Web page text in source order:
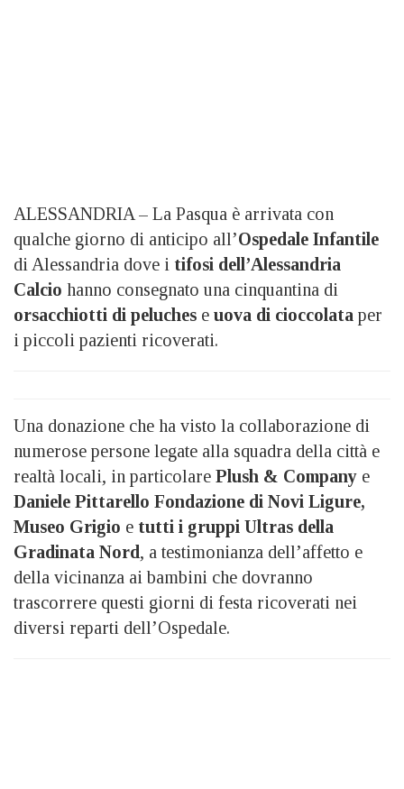
ALESSANDRIA – La Pasqua è arrivata con
qualche giorno di anticipo all’Ospedale Infantile
di Alessandria dove i tifosi dell’Alessandria
Calcio hanno consegnato una cinquantina di
orsacchiotti di peluches e uova di cioccolata per
i piccoli pazienti ricoverati.
Una donazione che ha visto la collaborazione di
numerose persone legate alla squadra della città e
realtà locali, in particolare Plush & Company e
Daniele Pittarello Fondazione di Novi Ligure,
Museo Grigio e tutti i gruppi Ultras della
Gradinata Nord, a testimonianza dell’affetto e
della vicinanza ai bambini che dovranno
trascorrere questi giorni di festa ricoverati nei
diversi reparti dell’Ospedale.